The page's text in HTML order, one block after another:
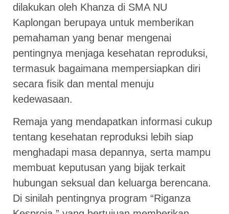
dilakukan oleh Khanza di SMA NU
Kaplongan berupaya untuk memberikan
pemahaman yang benar mengenai
pentingnya menjaga kesehatan reproduksi,
termasuk bagaimana mempersiapkan diri
secara fisik dan mental menuju
kedewasaan.
Remaja yang mendapatkan informasi cukup
tentang kesehatan reproduksi lebih siap
menghadapi masa depannya, serta mampu
membuat keputusan yang bijak terkait
hubungan seksual dan keluarga berencana.
Di sinilah pentingnya program “Riganza